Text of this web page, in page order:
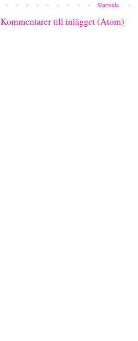
Startsida
Kommentarer till inlägget (Atom)